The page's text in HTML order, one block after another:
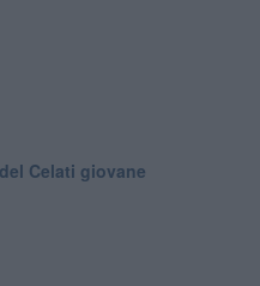
Celati giovane